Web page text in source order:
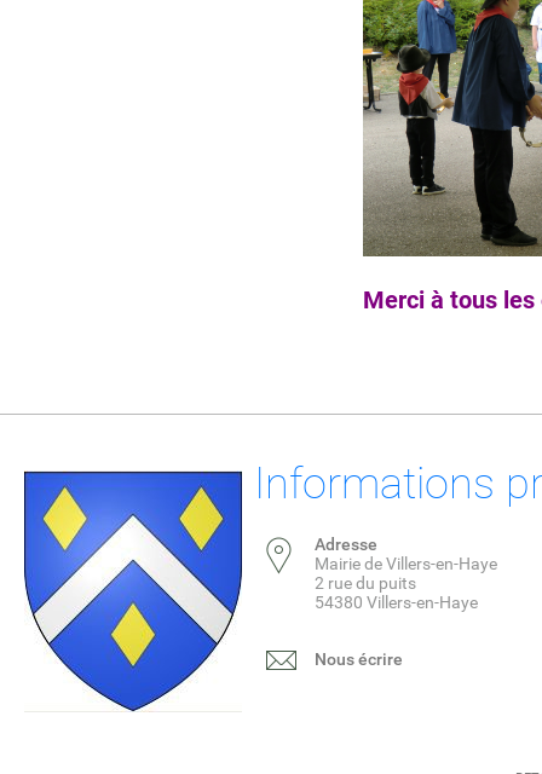
Merci à tous
Informations
Adresse
Mairie de Villers-en-Haye
2 rue du puits
54380 Villers-en-Haye
Nous écrire